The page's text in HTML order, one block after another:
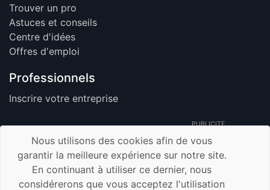
Trouver un pro
Astuces et conseils
Centre d'idées
Offres d'emploi
Professionnels
Inscrire votre entreprise
PUBLICITE
© 2026 Walup.be - Tous Droits Réservés -
Membre de TrustUp.be
Nous utilisons des cookies afin de vous
garantir la meilleure expérience sur notre site.
En continuant à utiliser ce dernier, nous
considérerons que vous acceptez l'utilisation